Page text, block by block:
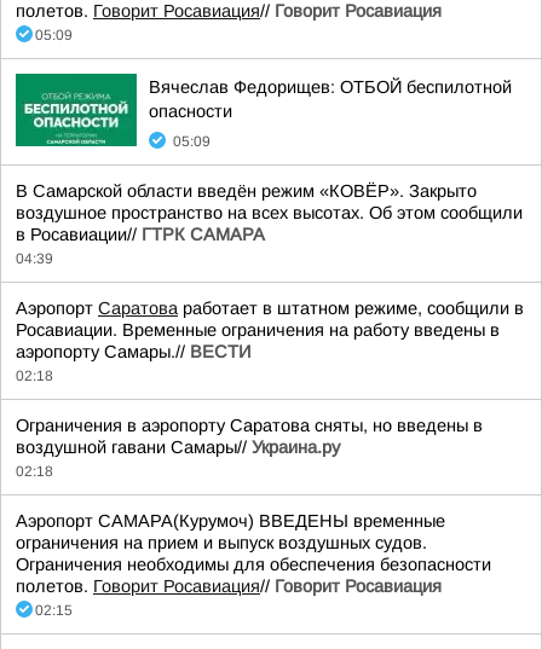
полетов. Говорит Росавиация// Говорит Росавиация
05:09
Вячеслав Федорищев: ОТБОЙ беспилотной
опасности
05:09
В Самарской области введён режим «КОВЁР». Закрыто
воздушное пространство на всех высотах. Об этом сообщили
в Росавиации// ГТРК САМАРА
04:39
Аэропорт Саратова работает в штатном режиме, сообщили в
Росавиации. Временные ограничения на работу введены в
аэропорту Самары.// ВЕСТИ
02:18
Ограничения в аэропорту Саратова сняты, но введены в
воздушной гавани Самары// Украина.ру
02:18
Аэропорт САМАРА(Курумоч) ВВЕДЕНЫ временные
ограничения на прием и выпуск воздушных судов.
Ограничения необходимы для обеспечения безопасности
полетов. Говорит Росавиация// Говорит Росавиация
02:15